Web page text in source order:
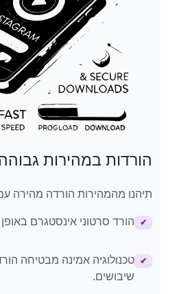
הורדות במהירות
תיהנו מהמהירות הורדה מהירה
✔ הורד סרטוני אינסטגרם באופן
✔ טכנולוגיה אמינה מבטיחה
שיבושים.